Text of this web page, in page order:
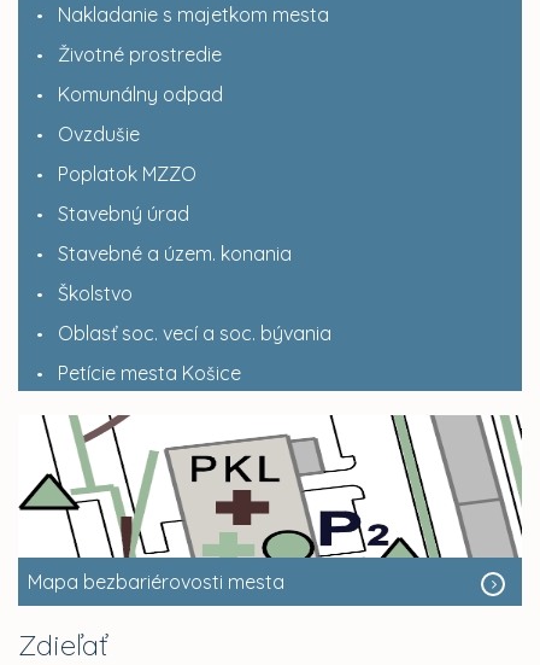
Nakladanie s majetkom mesta
Životné prostredie
Komunálny odpad
Ovzdušie
Poplatok MZZO
Stavebný úrad
Stavebné a územ. konania
Školstvo
Oblasť soc. vecí a soc. bývania
Petície mesta Košice
Mapa bezbariérovosti mesta
Zdieľať